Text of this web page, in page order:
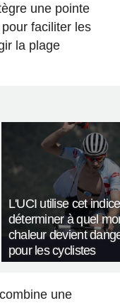
une pointe
faciliter les
la plage
L'UCI utilise cet
déterminer à quel
chaleur devient
pour les cyclistes
une